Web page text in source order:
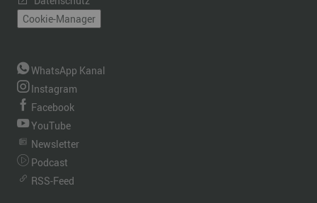
Cookie-Manager
WhatsApp Kanal
Instagram
Facebook
YouTube
Newsletter
Podcast
RSS-Feed